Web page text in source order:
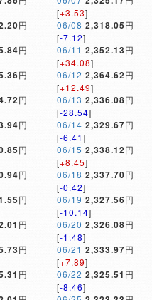
円
円
円
円
円
円
円
円
円
円
円
[+3.53]
06/08 2,318.05円
[-7.12]
06/11 2,352.13円
[+34.08]
06/12 2,364.62円
[+12.49]
06/13 2,336.08円
[-28.54]
06/14 2,329.67円
[-6.41]
06/15 2,338.12円
[+8.45]
06/18 2,337.70円
[-0.42]
06/19 2,327.56円
[-10.14]
06/20 2,326.08円
[-1.48]
06/21 2,333.97円
[+7.89]
06/22 2,325.51 円
[-8.46]